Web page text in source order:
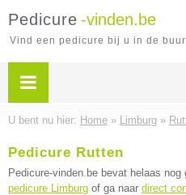
Pedicure -vinden.be
Vind een pedicure bij u in de
U bent nu hier: Home » Limburg »
Pedicure Rutten
Pedicure-vinden.be bevat helaas nog
pedicure Limburg of ga naar direct